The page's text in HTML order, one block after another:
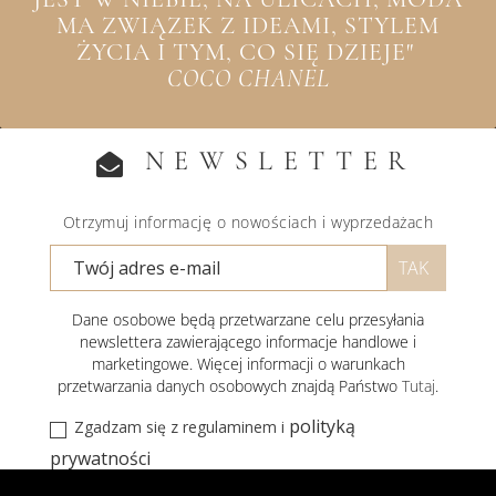
MA ZWIĄZEK Z IDEAMI, STYLEM
ŻYCIA I TYM, CO SIĘ DZIEJE"
COCO CHANEL
NEWSLETTER
Otrzymuj informację o nowościach i wyprzedażach
Dane osobowe będą przetwarzane celu przesyłania
newslettera zawierającego informacje handlowe i
marketingowe. Więcej informacji o warunkach
przetwarzania danych osobowych znajdą Państwo Tutaj.
Zgadzam się z regulaminem i polityką
prywatności